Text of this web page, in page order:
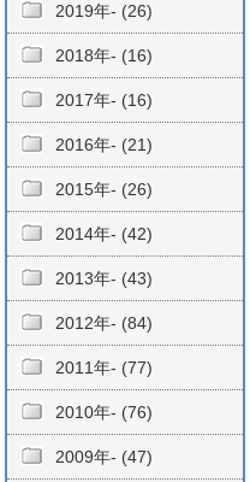
2019年- (26)
2018年- (16)
2017年- (16)
2016年- (21)
2015年- (26)
2014年- (42)
2013年- (43)
2012年- (84)
2011年- (77)
2010年- (76)
2009年- (47)